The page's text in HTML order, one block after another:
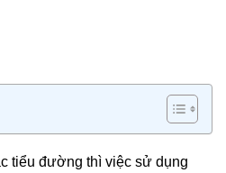
tiểu đường thì việc sử dụng